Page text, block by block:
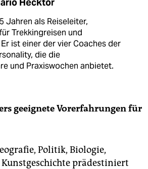
Hecktor
Jahren als Reiseleiter,
Trekkingreisen und
ist einer der vier Coaches der
die die
und Praxiswochen anbietet.
geeignete Vorerfahrungen für
Politik, Biologie,
prädestiniert